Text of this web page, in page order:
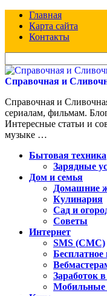
Главная
Карта сайта
Контакты
для:
Справочная и
Справочная и
сериалам, фильмам.
Интересные статьи и
музыке …
Бытовая техника
Зарядные
Дом и семья
Домашние
Кулинария
Сад и
Советы
Интернет
SMS (СМС)
Бесплатное
Заработок в
Мобильные